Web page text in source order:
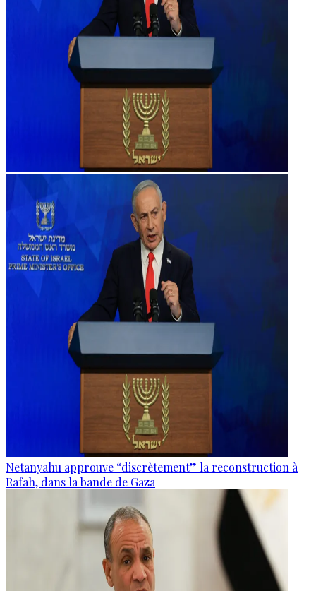
Netanyahu approuve “discrètement” la reconstruction à
Rafah, dans la bande de Gaza